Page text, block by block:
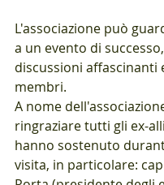
L'associazione può
a un evento di
discussioni affascinanti
membri.
A nome
ringraziare tutti gli ex-
hanno sostenuto
visita, in particolare: